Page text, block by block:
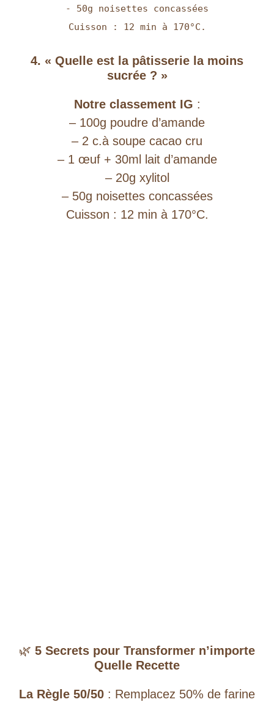
- 50g noisettes concassées
Cuisson : 12 min à 170°C.
4. « Quelle est la pâtisserie la moins
sucrée ? »
Notre classement IG :
– 100g poudre d’amande
– 2 c.à soupe cacao cru
– 1 œuf + 30ml lait d’amande
– 20g xylitol
– 50g noisettes concassées
Cuisson : 12 min à 170°C.
🌿 5 Secrets pour Transformer n’importe
Quelle Recette
La Règle 50/50 : Remplacez 50% de farine